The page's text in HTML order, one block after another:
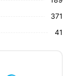
371
41